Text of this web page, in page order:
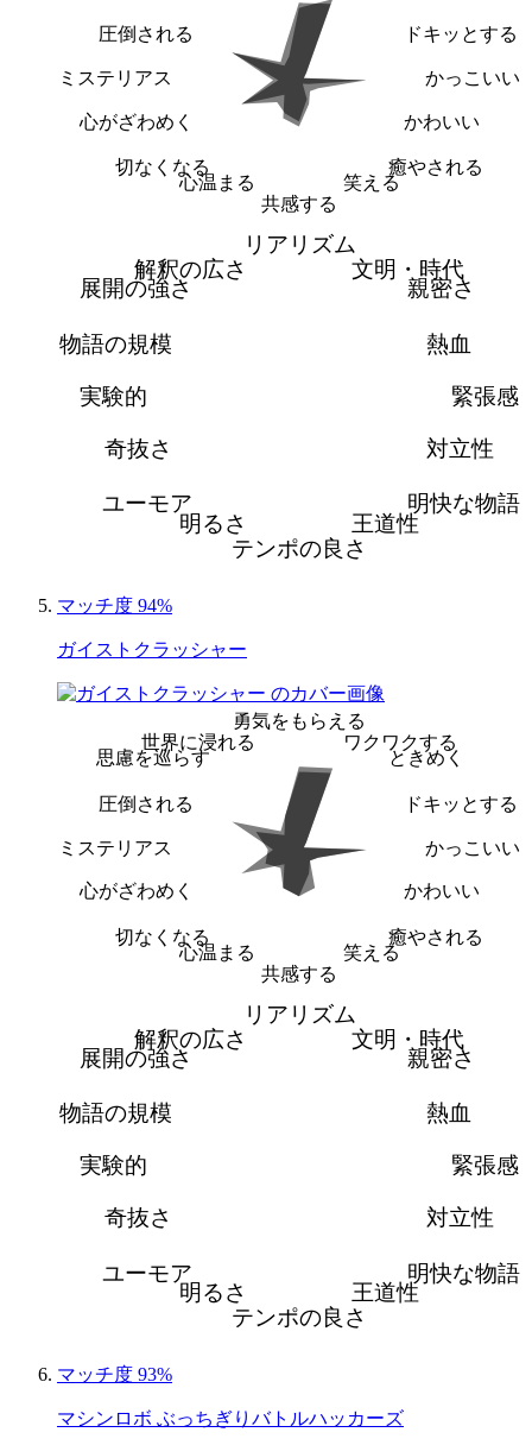
ドキッとする
かっこいい
かわいい
癒やされる
笑える
共感する
心温まる
切なくなる
心がざわめく
ミステリアス
圧倒される
リアリズム
文明・時代
親密さ
熱血
緊張感
対立性
明快な物語
王道性
テンポの良さ
明るさ
ユーモア
奇抜さ
実験的
物語の規模
展開の強さ
解釈の広さ
マッチ度 94%
ガイストクラッシャー
勇気をもらえる
ワクワクする
ときめく
ドキッとする
かっこいい
かわいい
癒やされる
笑える
共感する
心温まる
切なくなる
心がざわめく
ミステリアス
圧倒される
思慮を巡らす
世界に浸れる
リアリズム
文明・時代
親密さ
熱血
緊張感
対立性
明快な物語
王道性
テンポの良さ
明るさ
ユーモア
奇抜さ
実験的
物語の規模
展開の強さ
解釈の広さ
マッチ度 93%
マシンロボ ぶっちぎりバトルハッカーズ